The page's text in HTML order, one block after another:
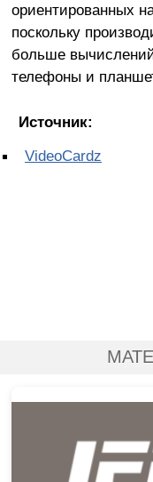
ориентированных
поскольку
больше
телефоны и
Источник:
VideoCardz